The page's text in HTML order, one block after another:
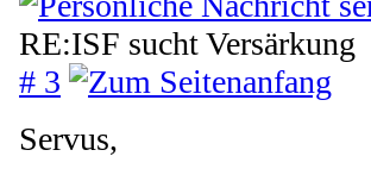
RE:ISF sucht Versärkung
# 3
Servus,